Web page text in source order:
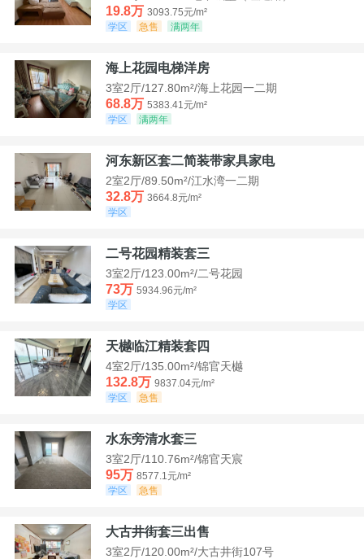
19.8万 3093.75元/m²
学区
急售 满两年
海上花园电梯洋房
3室2厅/127.80m²/海上花园一二期
68.8万 5383.41元/m²
学区
满两年
河东新区套二简装带家具家电
2室2厅/89.50m²/江水湾一二期
32.8万 3664.8元/m²
学区
二号花园精装套三
3室2厅/123.00m²/二号花园
73万 5934.96元/m²
学区
天樾临江精装套四
4室2厅/135.00m²/锦官天樾
132.8万 9837.04元/m²
学区
急售
水东旁清水套三
3室2厅/110.76m²/锦官天宸
95万 8577.1元/m²
学区
急售
大古井街套三出售
3室2厅/120.00m²/大古井街107号